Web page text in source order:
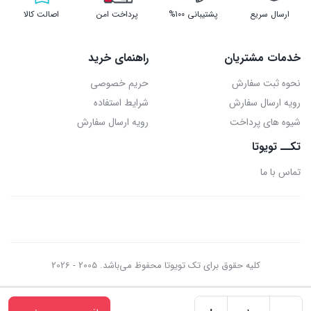
ارسال سریع پشتیبانی 100% پرداخت امن اصالت کالا
خدمات مشتریان
نحوه ثبت سفارش
رویه ارسال سفارش
شیوه های پرداخت
راهنمای خرید
حریم خصوصی
شرایط استفاده
رویه ارسال سفارش
تکــ تویوتا
تماس با ما
کلیه حقوق برای تک تویوتا محفوظ می‌باشد. 2005 - 2026